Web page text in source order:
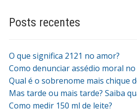
Posts recentes
O que significa 2121 no amor?
Como denunciar assédio moral
Qual é o sobrenome mais chique
Mas tarde ou mais tarde? Saiba
Como medir 150 ml de leite?